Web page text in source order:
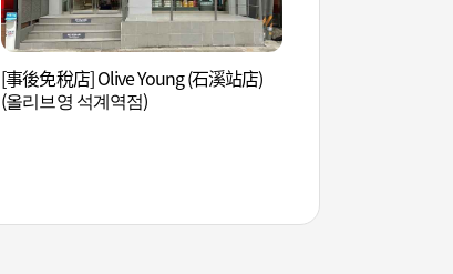
[事後免稅店] Olive Young (石溪站店)
(올리브영 석계역점)